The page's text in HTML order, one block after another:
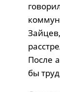
После
бы